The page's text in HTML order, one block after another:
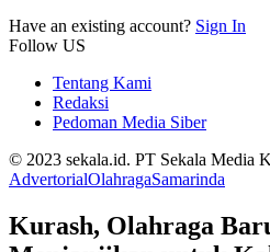
Have an existing account? Sign In
Follow US
Tentang Kami
Redaksi
Pedoman Media Siber
© 2023 sekala.id. PT Sekala Media
AdvertorialOlahragaSamarinda
Kurash, Olahraga